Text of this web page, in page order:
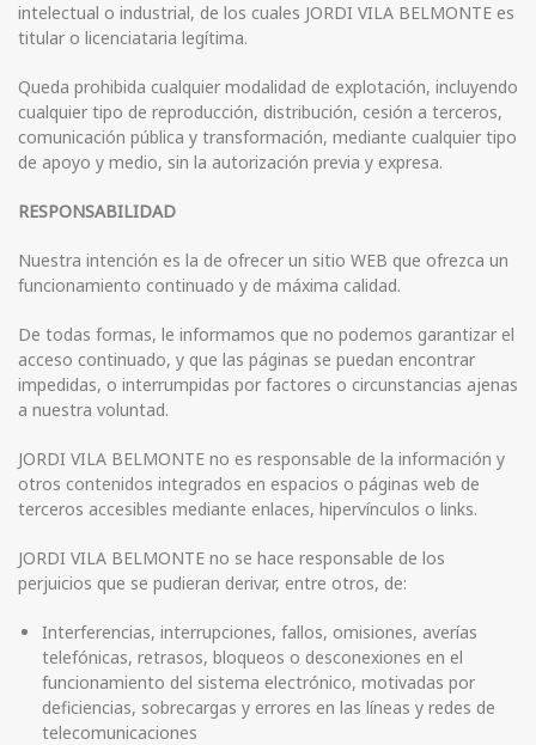
intelectual o industrial, de los cuales JORDI VILA BELMONTE es
titular o licenciataria legítima.
Queda prohibida cualquier modalidad de explotación, incluyendo
cualquier tipo de reproducción, distribución, cesión a terceros,
comunicación pública y transformación, mediante cualquier tipo
de apoyo y medio, sin la autorización previa y expresa.
RESPONSABILIDAD
Nuestra intención es la de ofrecer un sitio WEB que ofrezca un
funcionamiento continuado y de máxima calidad.
De todas formas, le informamos que no podemos garantizar el
acceso continuado, y que las páginas se puedan encontrar
impedidas, o interrumpidas por factores o circunstancias ajenas
a nuestra voluntad.
JORDI VILA BELMONTE no es responsable de la información y
otros contenidos integrados en espacios o páginas web de
terceros accesibles mediante enlaces, hipervínculos o links.
JORDI VILA BELMONTE no se hace responsable de los
perjuicios que se pudieran derivar, entre otros, de:
Interferencias, interrupciones, fallos, omisiones, averías
telefónicas, retrasos, bloqueos o desconexiones en el
funcionamiento del sistema electrónico, motivadas por
deficiencias, sobrecargas y errores en las líneas y redes de
telecomunicaciones